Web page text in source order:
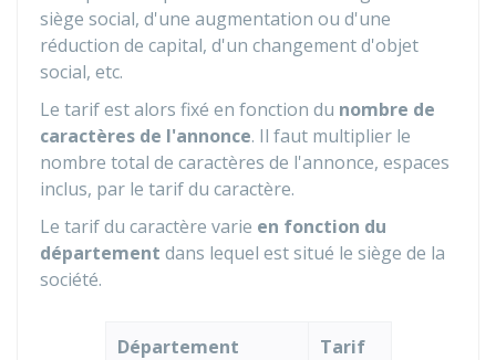
siège social, d'une augmentation ou d'une
réduction de capital, d'un changement d'objet
social, etc.
Le tarif est alors fixé en fonction du nombre de
caractères de l'annonce. Il faut multiplier le
nombre total de caractères de l'annonce, espaces
inclus, par le tarif du caractère.
Le tarif du caractère varie en fonction du
département dans lequel est situé le siège de la
société.
Département Tarif